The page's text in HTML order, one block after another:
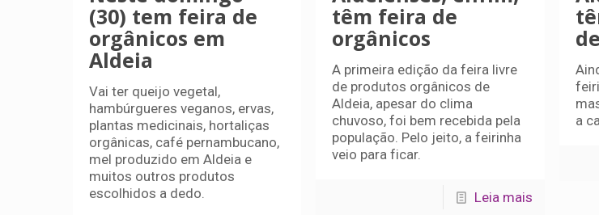
(30) tem feira de
orgânicos em
Aldeia
Vai ter queijo vegetal,
hambúrgueres veganos, ervas,
plantas medicinais, hortaliças
orgânicas, café pernambucano,
mel produzido em Aldeia e
muitos outros produtos
escolhidos a dedo.
têm feira de
orgânicos
A primeira edição da feira livre
de produtos orgânicos de
Aldeia, apesar do clima
chuvoso, foi bem recebida pela
população. Pelo jeito, a feirinha
veio para ficar.
Leia mais
a